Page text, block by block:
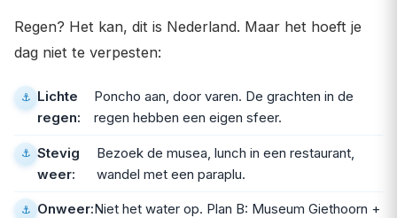
Regen? Het kan, dit is Nederland. Maar het hoeft je
dag niet te verpesten:
Lichte
regen:
Poncho aan, door varen. De grachten in de
regen hebben een eigen sfeer.
Stevig
weer:
Bezoek de musea, lunch in een restaurant,
wandel met een paraplu.
Onweer:Niet het water op. Plan B: Museum Giethoorn +